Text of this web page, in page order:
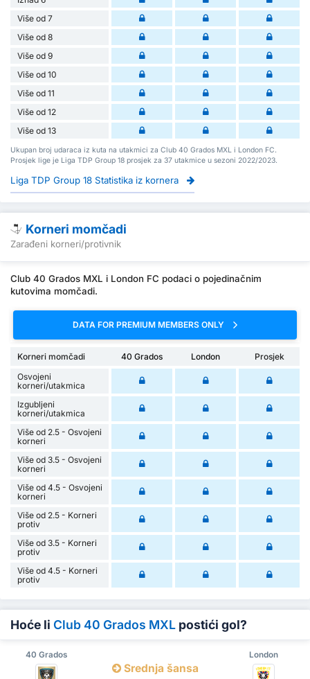
Više od 7
Više od 8
Više od 9
Više od 10
Više od 11
Više od 12
Više od 13
Ukupan broj udaraca iz kuta na utakmici za Club 40 Grados MXL i London FC.
Prosjek lige je Liga TDP Group 18 prosjek za 37 utakmice u sezoni 2022/2023.
Liga TDP Group 18 Statistika iz kornera
Korneri momčadi
Zarađeni korneri/protivnik
Club 40 Grados MXL i London FC podaci o pojedinačnim
kutovima momčadi.
DATA FOR PREMIUM MEMBERS ONLY
Korneri momčadi 40 Grados London
Prosjek
Osvojeni
korneri/utakmica
Izgubljeni
korneri/utakmica
Više od 2.5 - Osvojeni
korneri
Više od 3.5 - Osvojeni
korneri
Više od 4.5 - Osvojeni
korneri
Više od 2.5 - Korneri
protiv
Više od 3.5 - Korneri
protiv
Više od 4.5 - Korneri
protiv
Hoće li Club 40 Grados MXL postići gol?
40 Grados London
Srednja šansa